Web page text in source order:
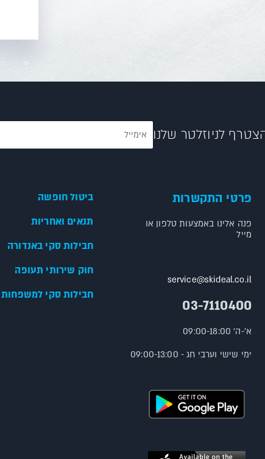
לניוזלטר שלנו
פרטי התקשרות
פנה אלינו באמצעות טלפון או
מייל
service@skideal.co.il
03-7110400
א'-ה' 09:00-18:00
ימי שישי וערבי חג - 09:00-13:00
ביטול חופשה
תנאים ואחריות
חבילות סקי באנדורה
חוק שירותי תעופה
חבילות סקי למשפחות